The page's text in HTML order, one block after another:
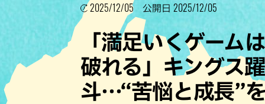
ステー
その他
ブッフェ
2025/12/05 公開日 2025/12/05
「満足いくゲーム
破れる」キングス
斗…“苦悩と成長”